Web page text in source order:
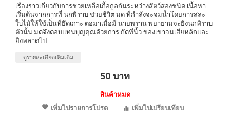
เรื่องราวเกี่ยวกับการช่วยเหลือเกื้อกูลกันระหว่างสัตว์สองชนิด เนื้อหา
เริ่มต้นจากการที่ นกพิราบ ช่วยชีวิต มด ที่กำลังจะจมน้ำโดยการสละ
ใบไม้ให้ใช้เป็นที่ยึดเกาะ ต่อมาเมื่อมี นายพราน พยายามจะยิงนกพิราบ
ตัวนั้น มดจึงตอบแทนบุญคุณด้วยการ กัดที่นิ้ว ของเขาจนเสียหลักและ
ยิงพลาดไป
ดูรายละเอียดเพิ่มเติม
50 บาท
สินค้าหมด
เพิ่มไปรายการโปรด
เพิ่มไปเปรียบเทียบ